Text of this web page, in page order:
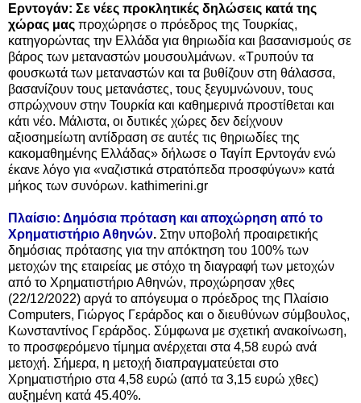
Ερντογάν: Σε νέες προκλητικές δηλώσεις κατά της
χώρας μας προχώρησε ο πρόεδρος της Τουρκίας,
κατηγορώντας την Ελλάδα για θηριωδία και βασανισμούς σε
βάρος των μεταναστών μουσουλμάνων. «Τρυπούν τα
φουσκωτά των μεταναστών και τα βυθίζουν στη θάλασσα,
βασανίζουν τους μετανάστες, τους ξεγυμνώνουν, τους
σπρώχνουν στην Τουρκία και καθημερινά προστίθεται και
κάτι νέο. Μάλιστα, οι δυτικές χώρες δεν δείχνουν
αξιοσημείωτη αντίδραση σε αυτές τις θηριωδίες της
κακομαθημένης Ελλάδας» δήλωσε ο Ταγίπ Ερντογάν ενώ
έκανε λόγο για «ναζιστικά στρατόπεδα προσφύγων» κατά
μήκος των συνόρων. kathimerini.gr
Πλαίσιο: Δημόσια πρόταση και αποχώρηση από το
Χρηματιστήριο Αθηνών. Στην υποβολή προαιρετικής
δημόσιας πρότασης για την απόκτηση του 100% των
μετοχών της εταιρείας με στόχο τη διαγραφή των μετοχών
από το Χρηματιστήριο Αθηνών, προχώρησαν χθες
(22/12/2022) αργά το απόγευμα ο πρόεδρος της Πλαίσιο
Computers, Γιώργος Γεράρδος και ο διευθύνων σύμβουλος,
Κωνσταντίνος Γεράρδος. Σύμφωνα με σχετική ανακοίνωση,
το προσφερόμενο τίμημα ανέρχεται στα 4,58 ευρώ ανά
μετοχή. Σήμερα, η μετοχή διαπραγματεύεται στο
Χρηματιστήριο στα 4,58 ευρώ (από τα 3,15 ευρώ χθες)
αυξημένη κατά 45.40%.